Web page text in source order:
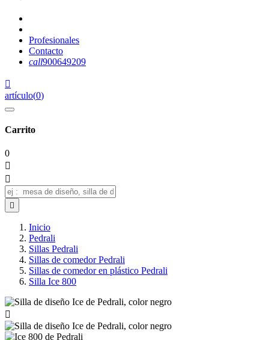
Profesionales
Contacto
call900649209

artículo(0)
Carrito
0



Inicio
Pedrali
Sillas Pedrali
Sillas de comedor Pedrali
Sillas de comedor en plástico Pedrali
Silla Ice 800
